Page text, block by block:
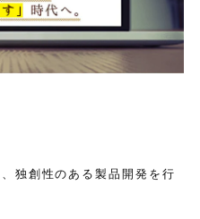
独創性のある製品開発を行